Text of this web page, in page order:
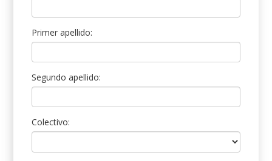
Primer apellido:
Segundo apellido:
Colectivo: